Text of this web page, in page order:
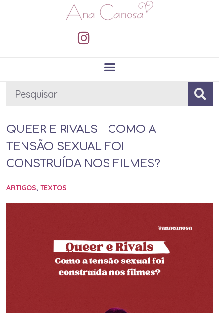
QUEER E RIVALS – COMO A
TENSÃO SEXUAL FOI
CONSTRUÍDA NOS FILMES?
ARTIGOS,TEXTOS